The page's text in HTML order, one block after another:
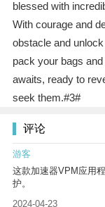
blessed with
With courage and
obstacle and
pack your bags
awaits, ready to
seek them.#3#
评论
游客
这款加速器VPM应用
护。
2024-04-23